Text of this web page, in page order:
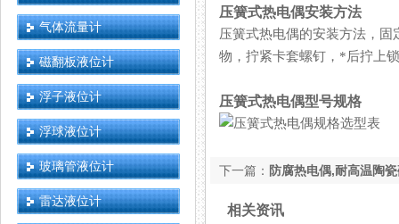
气体流量计
磁翻板液位计
浮子液位计
浮球液位计
玻璃管液位计
雷达液位计
压簧式热电偶安装方法
压簧式热电偶的安装方法，
物，拧紧卡套螺钉，*后拧上
压簧式热电偶型号规格
下一篇： 防腐热电偶,耐高温陶
相关资讯